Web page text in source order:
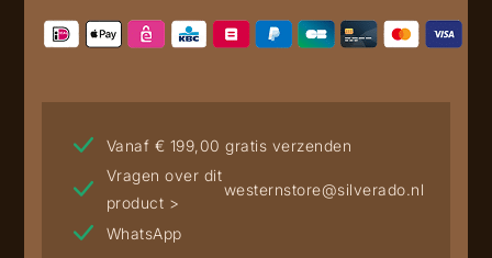
Vanaf € 199,00 gratis verzenden
Vragen over dit
product >
westernstore@silverado.nl
WhatsApp